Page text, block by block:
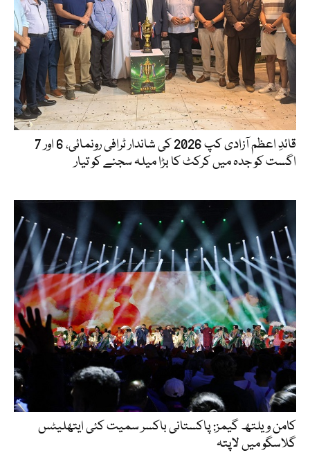
قائدِ اعظم آزادی کپ 2026 کی شاندار ٹرافی رونمائی، 6 اور 7
اگست کو جدہ میں کرکٹ کا بڑا میلہ سجنے کو تیار
کامن ویلتھ گیمز: پاکستانی باکسر سمیت کئی ایتھلیٹس
گلاسگو میں لاپتہ